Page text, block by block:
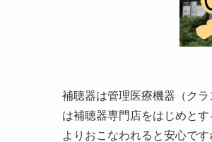
補聴器は管理医療機器（ク
は補聴器専門店をはじめとす
よりおこなわれると安心で